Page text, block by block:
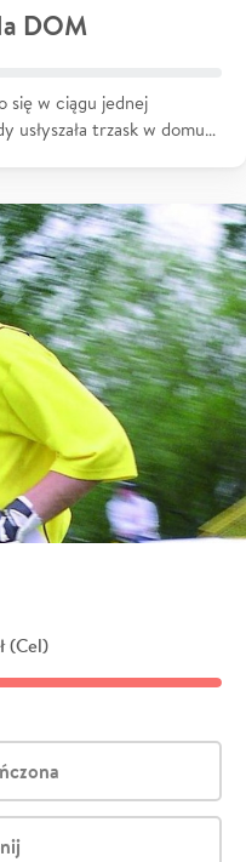
DOM
się w ciągu jednej
usłyszała trzask w domu…
(Cel)